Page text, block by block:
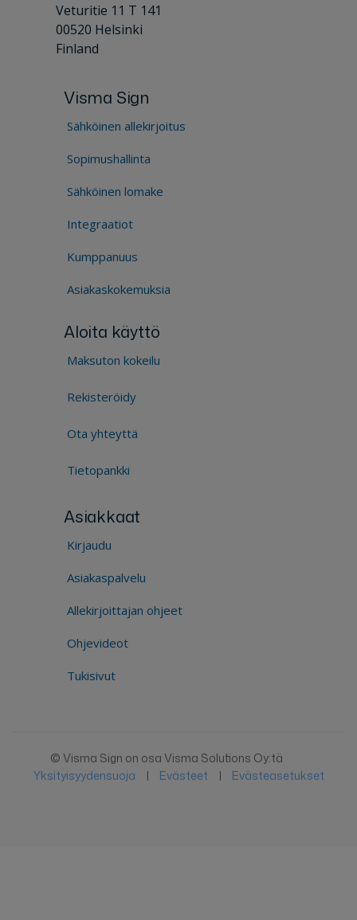
Veturitie 11 T 141
00520 Helsinki
Finland
Visma Sign
Sähköinen allekirjoitus
Sopimushallinta
Sähköinen lomake
Integraatiot
Kumppanuus
Asiakaskokemuksia
Aloita käyttö
Maksuton kokeilu
Rekisteröidy
Ota yhteyttä
Tietopankki
Asiakkaat
Kirjaudu
Asiakaspalvelu
Allekirjoittajan ohjeet
Ohjevideot
Tukisivut
© Visma Sign on osa Visma Solutions Oy:tä
Yksityisyydensuoja
| Evästeet | Evästeasetukset